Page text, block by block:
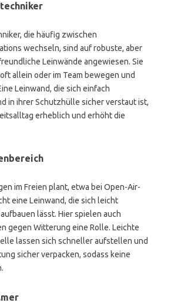
die häufig zwischen
wechseln, sind auf robuste, aber
Leinwände angewiesen. Sie
allein oder im Team bewegen und
Leinwand, die sich einfach
in ihrer Schutzhülle sicher verstaut ist,
erheblich und erhöht die
im Freien plant, etwa bei Open-Air-
eine Leinwand, die sich leicht
lässt. Hier spielen auch
gegen Witterung eine Rolle. Leichte
lassen sich schneller aufstellen und
sicher verpacken, sodass keine